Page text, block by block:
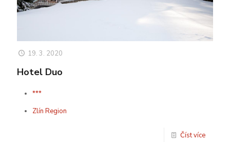
19. 3. 2020
Hotel Duo
***
Zlín Region
Číst více